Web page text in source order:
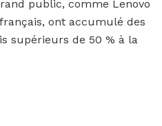
public, comme Lenovo
ont accumulé des
supérieurs de 50 % à la